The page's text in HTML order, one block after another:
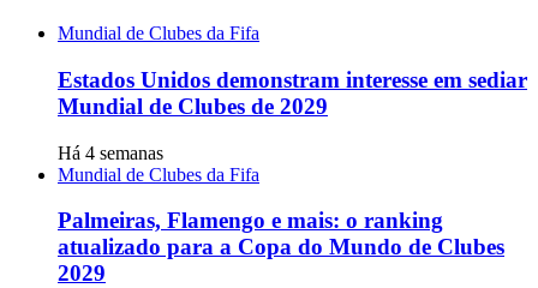
Mundial de Clubes da Fifa
Estados Unidos demonstram interesse em sediar
Mundial de Clubes de 2029
Há 4 semanas
Mundial de Clubes da Fifa
Palmeiras, Flamengo e mais: o ranking
atualizado para a Copa do Mundo de Clubes
2029